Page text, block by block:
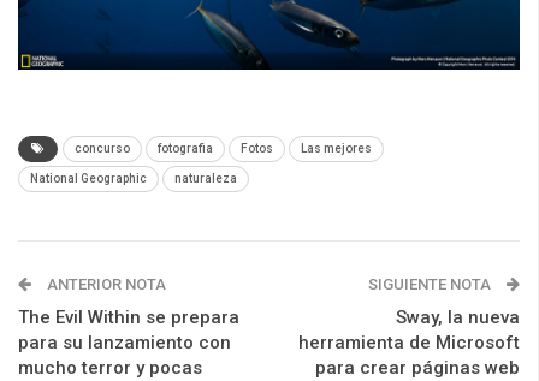
concurso fotografia Fotos Las mejores
National Geographic naturaleza
ANTERIOR NOTA
The Evil Within se prepara
para su lanzamiento con
mucho terror y pocas
SIGUIENTE NOTA
Sway, la nueva
herramienta de Microsoft
para crear páginas web